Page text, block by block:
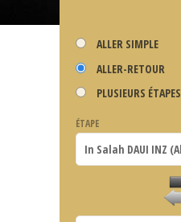
ALLER SIMPLE
ALLER-RETOUR
PLUSIEURS ÉTAPES
ÉTAPE